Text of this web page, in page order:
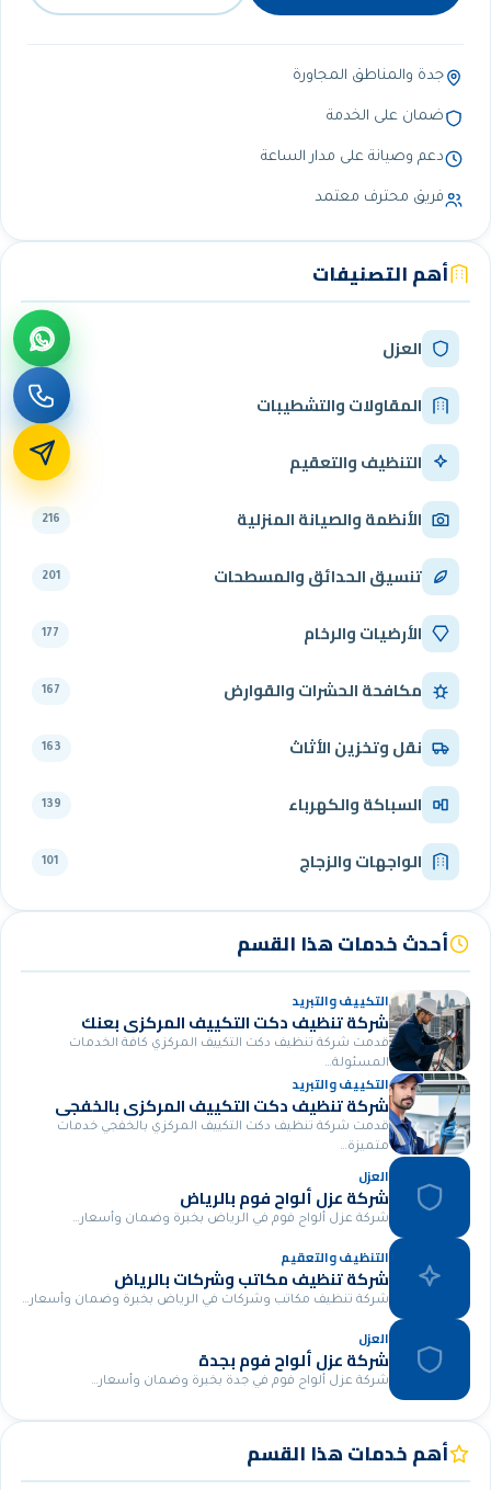
جدة والمناطق المجاورة
ضمان على الخدمة
دعم وصيانة على مدار الساعة
فريق محترف معتمد
أهم التصنيفات
العزل 341
المقاولات والتشطيبات 290
التنظيف والتعقيم 257
الأنظمة والصيانة المنزلية 216
تنسيق الحدائق والمسطحات 201
الأرضيات والرخام 177
مكافحة الحشرات والقوارض 167
نقل وتخزين الأثاث 163
السباكة والكهرباء 139
الواجهات والزجاج 101
أحدث خدمات هذا القسم
التكييف والتبريد
شركة تنظيف دكت التكييف المركزي بعنك
قدمت شركة تنظيف دكت التكييف المركزي كافة الخدمات
المسئولة…
التكييف والتبريد
شركة تنظيف دكت التكييف المركزي بالخفجي
قدمت شركة تنظيف دكت التكييف المركزي بالخفجي خدمات
متميزة…
العزل
شركة عزل ألواح فوم بالرياض
شركة عزل ألواح فوم في الرياض بخبرة وضمان وأسعار…
التنظيف والتعقيم
شركة تنظيف مكاتب وشركات بالرياض
شركة تنظيف مكاتب وشركات في الرياض بخبرة وضمان وأسعار…
العزل
شركة عزل ألواح فوم بجدة
شركة عزل ألواح فوم في جدة بخبرة وضمان وأسعار…
أهم خدمات هذا القسم